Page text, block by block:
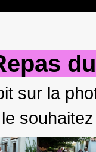
sur la
souhaitez